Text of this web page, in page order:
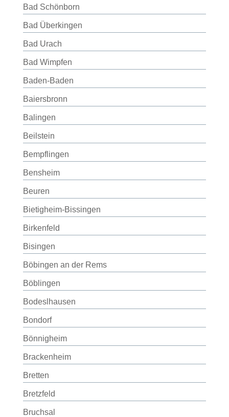
Bad Schönborn
Bad Überkingen
Bad Urach
Bad Wimpfen
Baden-Baden
Baiersbronn
Balingen
Beilstein
Bempflingen
Bensheim
Beuren
Bietigheim-Bissingen
Birkenfeld
Bisingen
Böbingen an der Rems
Böblingen
Bodeslhausen
Bondorf
Bönnigheim
Brackenheim
Bretten
Bretzfeld
Bruchsal